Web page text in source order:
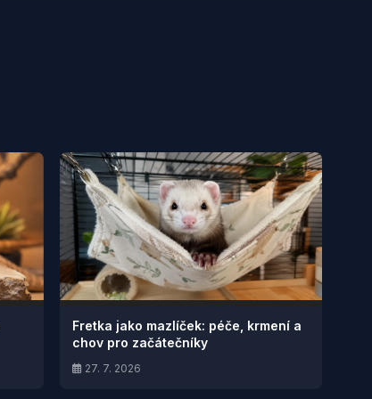
Fretka jako mazlíček: péče, krmení a
chov pro začátečníky
27. 7. 2026